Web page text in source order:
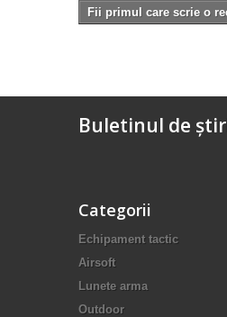
Fii primul care scrie o
Buletinul de
Categorii
Echipament tactic
Airsoft
Lunete arma
Outdoor